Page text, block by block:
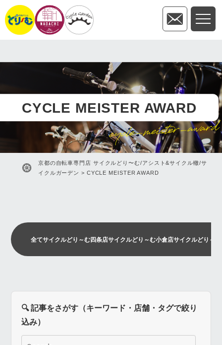
CYCLE MEISTER AWARD
cycle-meister-award
京都の自転車専門店 サイクルどり〜む/アシスト&サイクル轍/サ
イクルガーデン > CYCLE MEISTER AWARD
全てサイクルどり～む四条店サイクルどり～む小倉店サイクルどり～